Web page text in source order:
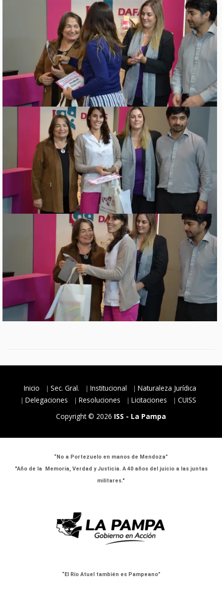
Inicio Sec. Gral. Institucional
Naturaleza Jurídica
Delegaciones
Resoluciones Licitaciones
CUISS
Copyright © 2026 ISS - La Pampa
“No a Portezuelo en manos de Mendoza”
"Año de la Memoria, Verdad y Justicia. A 40 años del juicio a las juntas
militares."
“El Río Atuel también es Pampeano”